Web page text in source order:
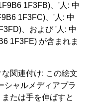
1F3FB)、'人: 中
1F3FC)、'人: 中
、および '人: 中
1F3FE) が含まれま
関連付け: この絵文
シャルメディアプラ
たは手を伸ばすと